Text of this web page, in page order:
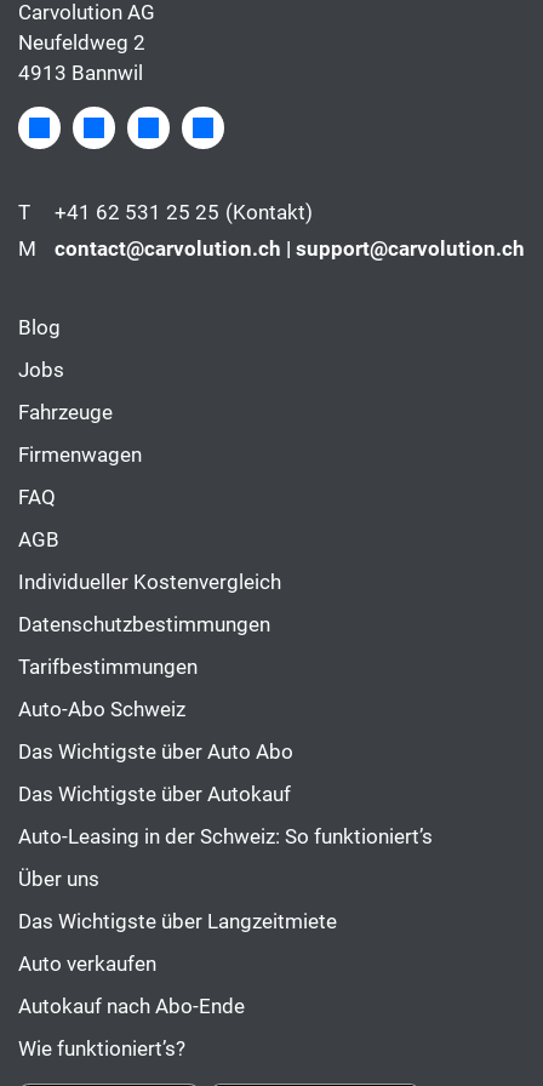
Carvolution AG
Neufeldweg 2
4913 Bannwil
T +41 62 531 25 25 (Kontakt)
M
contact@carvolution.ch | support@carvolution.ch
Blog
Jobs
Fahrzeuge
Firmenwagen
FAQ
AGB
Individueller Kostenvergleich
Datenschutzbestimmungen
Tarifbestimmungen
Auto-Abo Schweiz
Das Wichtigste über Auto Abo
Das Wichtigste über Autokauf
Auto-Leasing in der Schweiz: So funktioniert’s
Über uns
Das Wichtigste über Langzeitmiete
Auto verkaufen
Autokauf nach Abo-Ende
Wie funktioniert’s?